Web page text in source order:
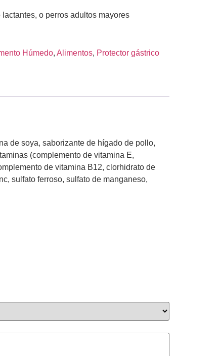
o perros adultos mayores
Húmedo, Alimentos, Protector gástrico
de soya, saborizante de hígado de pollo,
(complemento de vitamina E,
de vitamina B12, clorhidrato de
sulfato ferroso, sulfato de manganeso,